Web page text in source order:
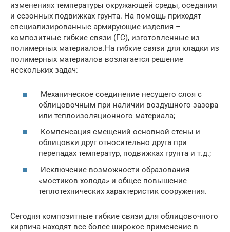
изменениях температуры окружающей среды, оседании
и сезонных подвижках грунта. На помощь приходят
специализированные армирующие изделия –
композитные гибкие связи (ГС), изготовленные из
полимерных материалов.На гибкие связи для кладки из
полимерных материалов возлагается решение
нескольких задач:
Механическое соединение несущего слоя с
облицовочным при наличии воздушного зазора
или теплоизоляционного материала;
Компенсация смещений основной стены и
облицовки друг относительно друга при
перепадах температур, подвижках грунта и т.д.;
Исключение возможности образования
«мостиков холода» и общее повышение
теплотехнических характеристик сооружения.
Сегодня композитные гибкие связи для облицовочного
кирпича находят все более широкое применение в